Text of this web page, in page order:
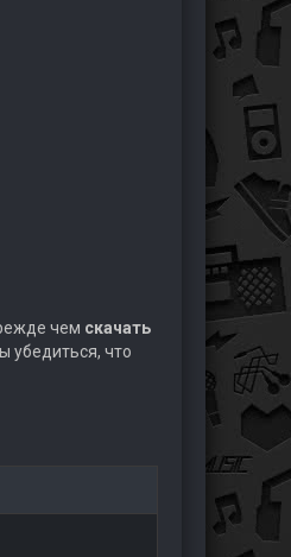
чем скачать
убедиться, что